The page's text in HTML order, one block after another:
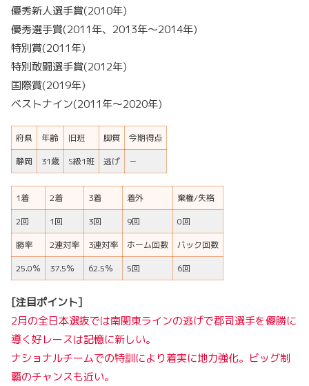
優秀新人選手賞(2010年)
優秀選手賞(2011年、2013年～2014年)
特別賞(2011年)
特別敢闘選手賞(2012年)
国際賞(2019年)
ベストナイン(2011年～2020年)
府県 年齢 旧班 脚質
今期得点
静岡
31歳 S級1班 逃げ －
1着 2着 3着 着外
棄権/失格
2回
1回 3回 9回
0回
勝率
2連対率 3連対率 ホーム回数
バック回数
25.0％
37.5％ 62.5％ 5回 6回
[注目ポイント]
2月の全日本選抜では南関東ラインの逃げで郡司選手を優勝に
導く好レースは記憶に新しい。
ナショナルチームでの特訓により着実に地力強化。ビッグ制
覇のチャンスも近い。